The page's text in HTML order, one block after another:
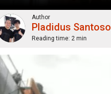
Author
Pladidus Santoso
Reading time: 2 min